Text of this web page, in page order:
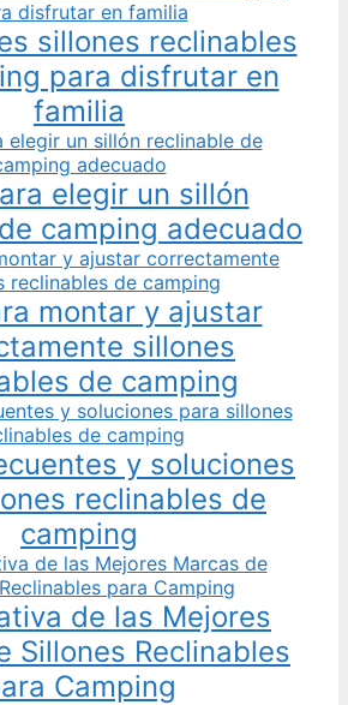
sillones reclinables
para disfrutar en
familia
elegir un sillón
camping adecuado
montar y ajustar
sillones
de camping
y soluciones
reclinables de
camping
de las Mejores
Sillones Reclinables
Camping